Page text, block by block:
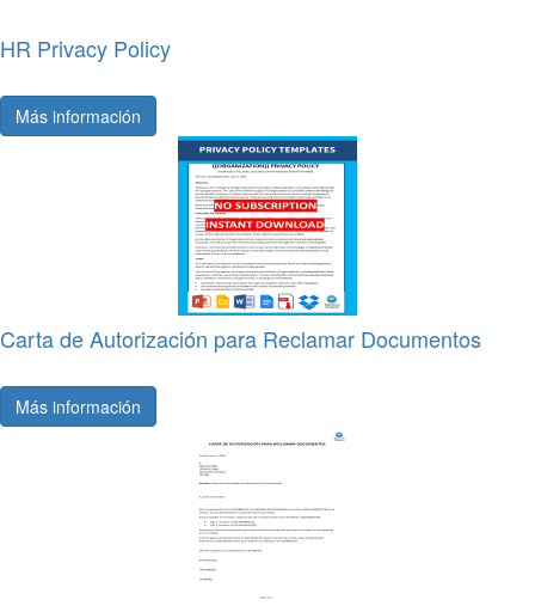
HR Privacy Policy
Más información
Carta de Autorización para Reclamar Documentos
Más información